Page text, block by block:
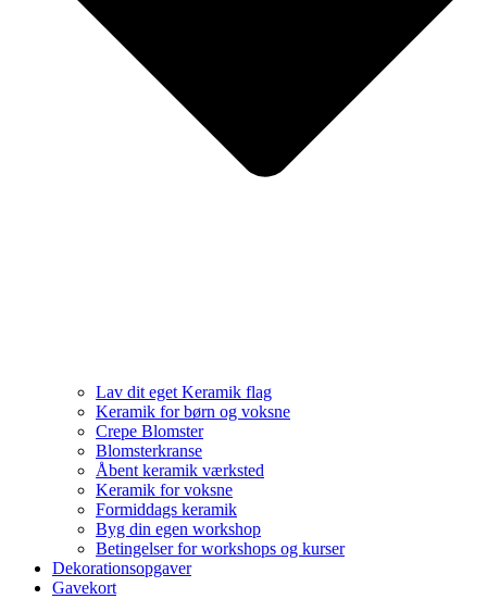
Lav dit eget Keramik flag
Keramik for børn og voksne
Crepe Blomster
Blomsterkranse
Åbent keramik værksted
Keramik for voksne
Formiddags keramik
Byg din egen workshop
Betingelser for workshops og kurser
Dekorationsopgaver
Gavekort